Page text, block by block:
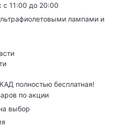
с 11:00 до 20:00
лампами и
полностью бесплатная!
по акции
выбор